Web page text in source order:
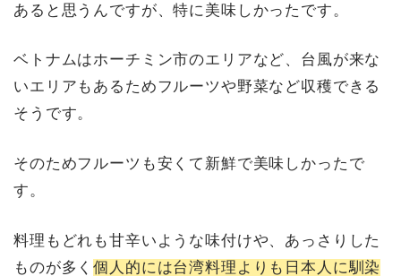
あると思うんですが、特に美味しかったです。
ベトナムはホーチミン市のエリアなど、台風が来な
いエリアもあるためフルーツや野菜など収穫できる
そうです。
そのためフルーツも安くて新鮮で美味しかったで
す。
料理もどれも甘辛いような味付けや、あっさりした
ものが多く個人的には台湾料理よりも日本人に馴染